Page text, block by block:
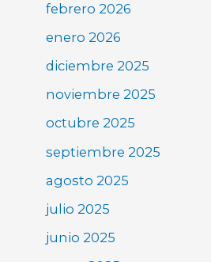
febrero 2026
enero 2026
diciembre 2025
noviembre 2025
octubre 2025
septiembre 2025
agosto 2025
julio 2025
junio 2025